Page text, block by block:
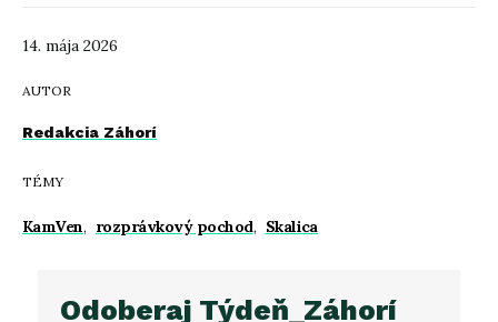
14. mája 2026
AUTOR
Redakcia Záhorí
TÉMY
KamVen, rozprávkový pochod, Skalica
Odoberaj Týdeň_Záhorí